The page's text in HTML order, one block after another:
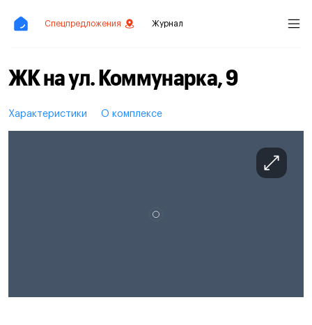
Спецпредложения Журнал
ЖК на ул. Коммунарка, 9
Характеристики О комплексе